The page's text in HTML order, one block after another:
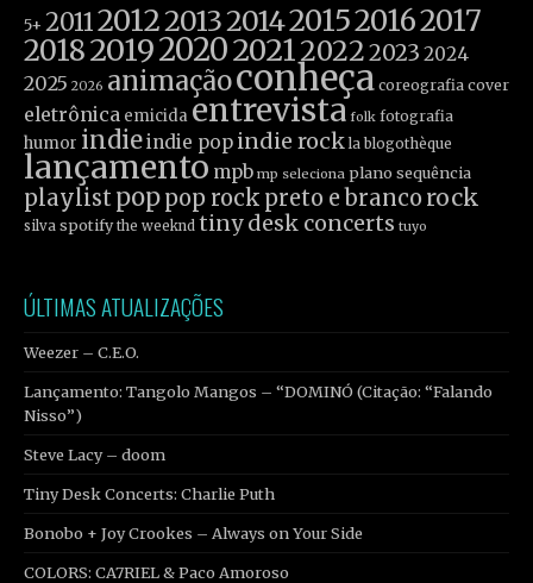
5+ 2011201220132014201520162017
201820192020202120222023 2024
2025 2026 animaçãoconheça coreografia cover
eletrônica emicida entrevista folk fotografia
humor indieindie pop indie rock la blogothèque
lançamento mpb mp seleciona plano sequência
playlist poppop rock preto e branco rock
silva spotify the weeknd tiny desk concerts tuyo
ÚLTIMAS ATUALIZAÇÕES
Weezer – C.E.O.
Lançamento: Tangolo Mangos – “DOMINÓ (Citação: “Falando
Nisso”)
Steve Lacy – doom
Tiny Desk Concerts: Charlie Puth
Bonobo + Joy Crookes – Always on Your Side
COLORS: CA7RIEL & Paco Amoroso